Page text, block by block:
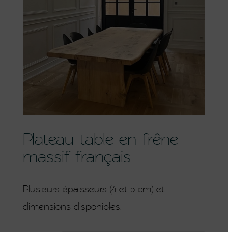
Plateau table en frêne
massif français
Plusieurs épaisseurs (4 et 5 cm) et
dimensions disponibles.